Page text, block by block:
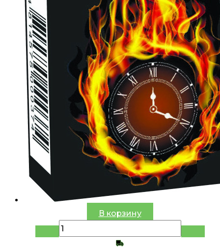
В корзину